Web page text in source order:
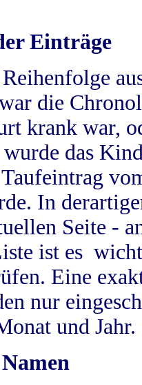
Einträge
die
krank war,
das
Taufeintrag
In
Seite -
ist es
Eine
nur
und Jahr.